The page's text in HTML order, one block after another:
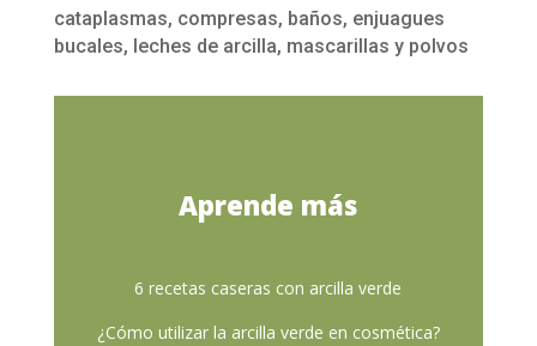
cataplasmas, compresas, baños, enjuagues
bucales, leches de arcilla, mascarillas y polvos
Aprende más
6 recetas caseras con arcilla verde
¿Cómo utilizar la arcilla verde en cosmética?